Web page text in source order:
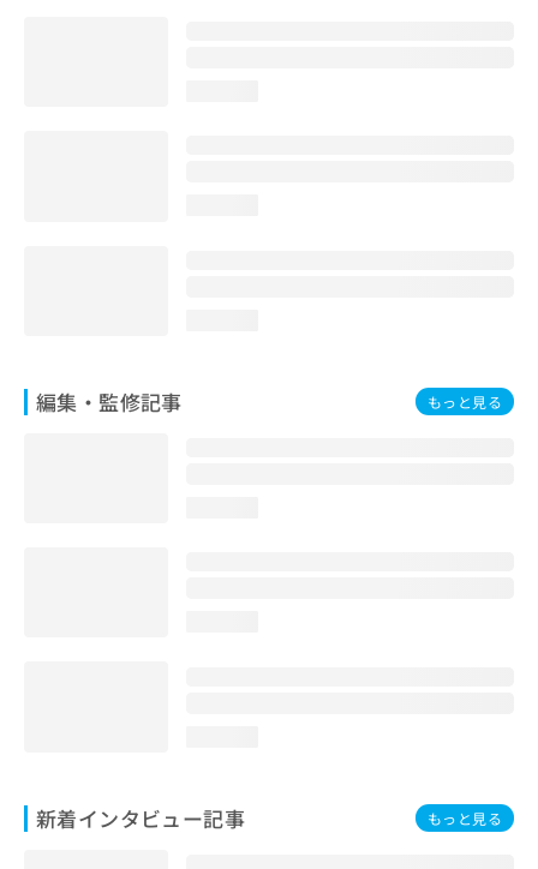
編集・監修記事 もっと見る
新着インタビュー記事 もっと見る